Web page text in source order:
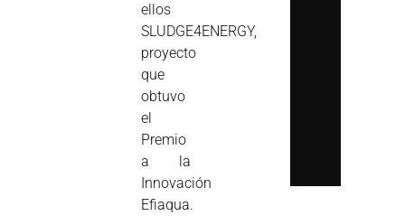
ellos
SLUDGE4ENERGY,
proyecto
que
obtuvo
el
Premio
a la
Innovación
Efiaqua.